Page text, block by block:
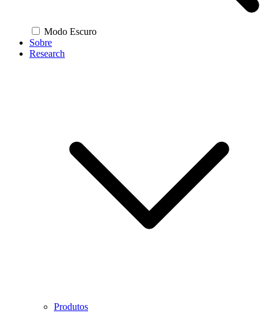
Modo Escuro
Sobre
Research
Produtos